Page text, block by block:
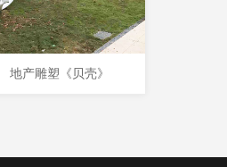
地产雕塑《贝壳》